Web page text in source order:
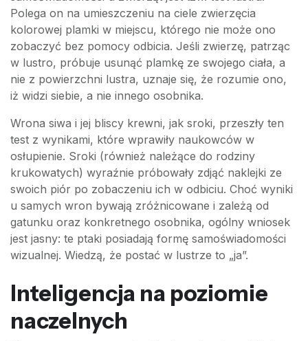
Polega on na umieszczeniu na ciele zwierzęcia
kolorowej plamki w miejscu, którego nie może ono
zobaczyć bez pomocy odbicia. Jeśli zwierzę, patrząc
w lustro, próbuje usunąć plamkę ze swojego ciała, a
nie z powierzchni lustra, uznaje się, że rozumie ono,
iż widzi siebie, a nie innego osobnika.
Wrona siwa i jej bliscy krewni, jak sroki, przeszły ten
test z wynikami, które wprawiły naukowców w
osłupienie. Sroki (również należące do rodziny
krukowatych) wyraźnie próbowały zdjąć naklejki ze
swoich piór po zobaczeniu ich w odbiciu. Choć wyniki
u samych wron bywają zróżnicowane i zależą od
gatunku oraz konkretnego osobnika, ogólny wniosek
jest jasny: te ptaki posiadają formę samoświadomości
wizualnej. Wiedzą, że postać w lustrze to „ja”.
Inteligencja na poziomie
naczelnych